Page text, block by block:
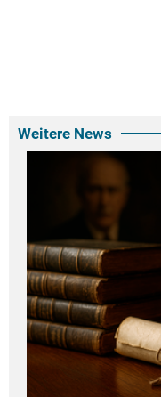
Weitere News